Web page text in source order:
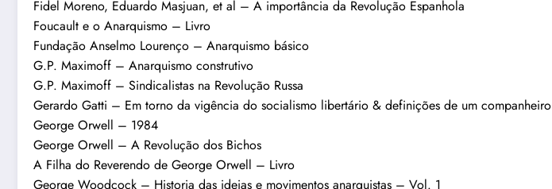
Fidel Moreno, Eduardo Masjuan, et al – A importância da Revolução Espanhola
Foucault e o Anarquismo – Livro
Fundação Anselmo Lourenço – Anarquismo básico
G.P. Maximoff – Anarquismo construtivo
G.P. Maximoff – Sindicalistas na Revolução Russa
Gerardo Gatti – Em torno da vigência do socialismo libertário & definições de um companheiro
George Orwell – 1984
George Orwell – A Revolução dos Bichos
A Filha do Reverendo de George Orwell – Livro
George Woodcock – Historia das ideias e movimentos anarquistas – Vol. 1